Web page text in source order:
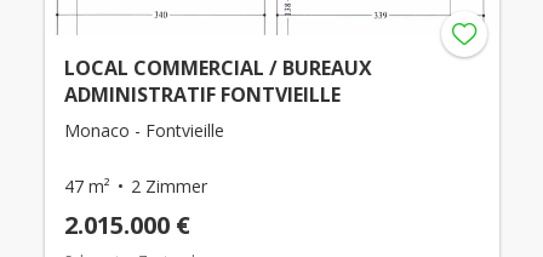
LOCAL COMMERCIAL / BUREAUX
ADMINISTRATIF FONTVIEILLE
Monaco - Fontvieille
47 m² 2 Zimmer
2.015.000 €